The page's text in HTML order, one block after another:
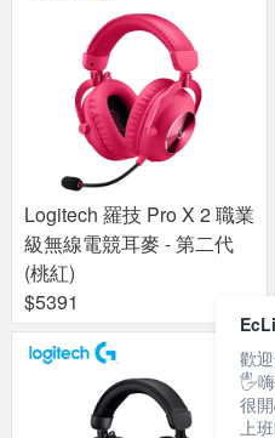
Logitech 羅技 Pro X 2 職業
級無線電競耳麥 - 第二代
(桃紅)
$5391
歡
🖐嗨
很
上